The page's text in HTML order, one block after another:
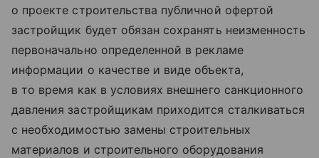
о проекте строительства публичной офертой
застройщик будет обязан сохранять неизменность
первоначально определенной в рекламе
информации о качестве и виде объекта,
в то время как в условиях внешнего санкционного
давления застройщикам приходится сталкиваться
с необходимостью замены строительных
материалов и строительного оборудования